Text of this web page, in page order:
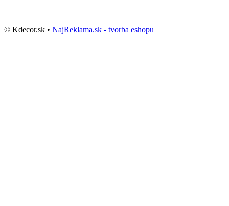
© Kdecor.sk • NajReklama.sk - tvorba eshopu